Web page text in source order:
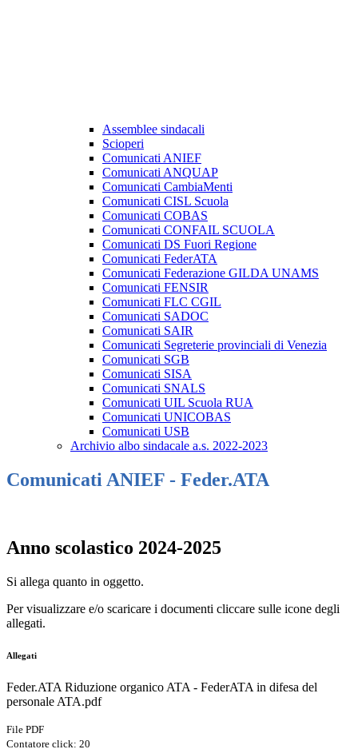
Assemblee sindacali
Scioperi
Comunicati ANIEF
Comunicati ANQUAP
Comunicati CambiaMenti
Comunicati CISL Scuola
Comunicati COBAS
Comunicati CONFAIL SCUOLA
Comunicati DS Fuori Regione
Comunicati FederATA
Comunicati Federazione GILDA UNAMS
Comunicati FENSIR
Comunicati FLC CGIL
Comunicati SADOC
Comunicati SAIR
Comunicati Segreterie provinciali di Venezia
Comunicati SGB
Comunicati SISA
Comunicati SNALS
Comunicati UIL Scuola RUA
Comunicati UNICOBAS
Comunicati USB
Archivio albo sindacale a.s. 2022-2023
Comunicati ANIEF - Feder.ATA
Anno scolastico 2024-2025
Si allega quanto in oggetto.
Per visualizzare e/o scaricare i documenti cliccare sulle icone degli
allegati.
Allegati
Feder.ATA Riduzione organico ATA - FederATA in difesa del
personale ATA.pdf
File PDF
Contatore click: 20